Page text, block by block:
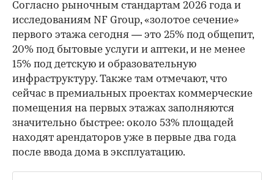
Согласно рыночным стандартам 2026 года и
исследованиям NF Group, «золотое сечение»
первого этажа сегодня — это 25% под общепит,
20% под бытовые услуги и аптеки, и не менее
15% под детскую и образовательную
инфраструктуру. Также там отмечают, что
сейчас в премиальных проектах коммерческие
помещения на первых этажах заполняются
значительно быстрее: около 53% площадей
находят арендаторов уже в первые два года
после ввода дома в эксплуатацию.